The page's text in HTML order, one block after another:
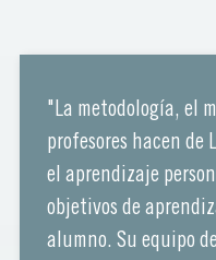
"La metodología, el
profesores hacen de
el aprendizaje
objetivos de
alumno. Su equipo